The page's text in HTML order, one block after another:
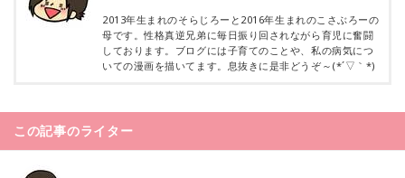
2013年生まれのそらじろーと2016年生まれのこさぶろーの
母です。性格真逆兄弟に毎日振り回されながら育児に奮闘
しております。ブログには子育てのことや、私の病気につ
いての漫画を描いてます。息抜きに是非どうぞ～(*´▽｀*)
この記事のライター